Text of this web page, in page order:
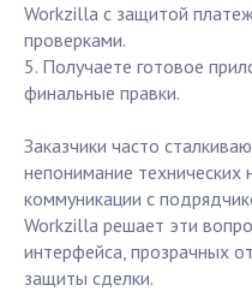
Workzilla с защитой
проверками.
5. Получаете готовое
финальные правки.
Заказчики часто
непонимание
коммуникации с
Workzilla решает эти
интерфейса, прозрачных
защиты сделки.